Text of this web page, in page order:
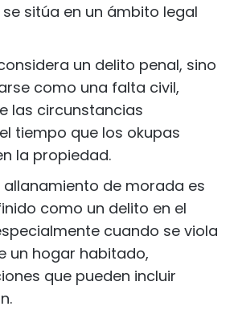
sitúa en un ámbito legal
un delito penal, sino
como una falta civil,
las circunstancias
tiempo que los okupas
la propiedad.
allanamiento de morada es
como un delito en el
cuando se viola
un hogar habitado,
que pueden incluir